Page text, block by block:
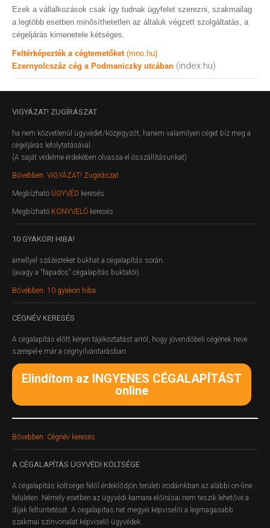
Ezek a vállalkozások csak így tudnak ügyfelet szerezni, szakmailag
a legtöbb esetben minősíthetetlen az általuk végzett szolgáltatás, a
cégeljárás kimenetele kétséges.
Feltérképezték a cégtemetőket (mno.hu)
Ezernyolcszáz cég a Podmaniczky utcában (index.hu)
VIGYÁZAT! ZUGÍRÁSZAT
ha nem közvetlenül ügyvédet/közjegyzőt, hanem valamilyen céget bíz meg a
cégeljárás lefolytatásával.
(A saját védelme érdekében olvassa el összállításunkat)
Bővebben: VIGYÁZAT! Zugírászat
Megbízható ÜGYVÉD keresés
Megbízható KÖNYVELŐ keresés
10 GYAKORI HIBA!
amellyel százezreket bukhat a cégalapítás során.
(avagy a "fapados" cégalapítás buktatói)
Bővebben: 10 gyakori hiba
CÉGNÉV KERESÉS
A cégalapítás előtt kérjen tájékoztatást arról, hogy jövendőbeli cégének neve
szerepel-e már a cégnyilvántarásban.
Elindítom az INGYENES CÉGALAPÍTÁST
online
Bővebben: Cégnév keresés
A CÉGALAPÍTÁS ÜGYVÉDI KÖLTSÉGE
A cégalapítás költségei felől érdeklődjön területi irodáinkban az alábbi on-line
felületen. Némely esetben az ügyvédi kamara előírásai nem teszik lehetővé a
díjak feltüntetését. A cegalapitas.net megyei képviselői a legmagasabb
szakmai színvonalat képviselő ügyvédek.